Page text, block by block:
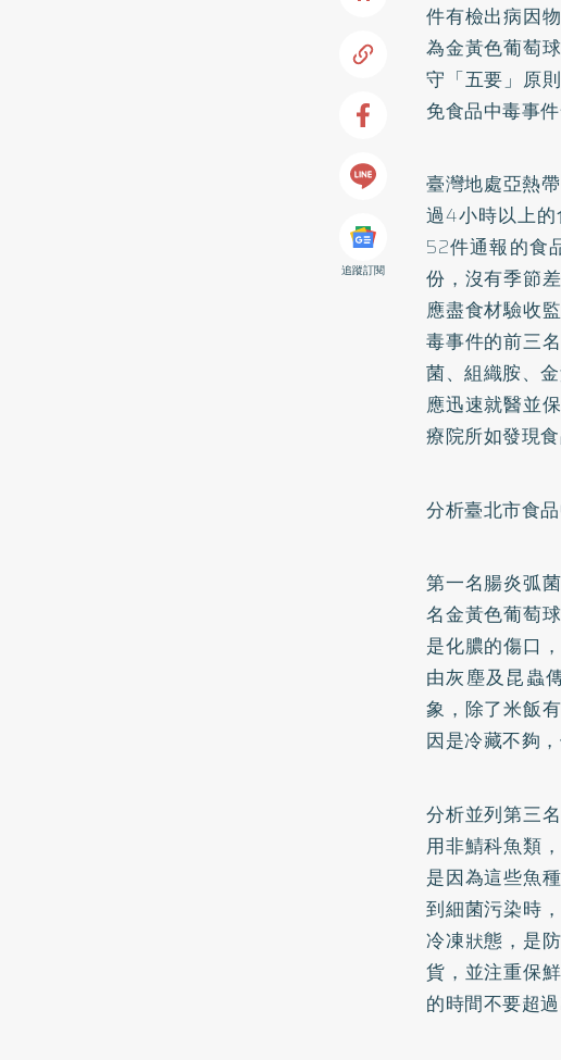
追蹤訂閱
件有檢出病因
為金黃色葡萄
守「五要」原
免食品中毒事件
臺灣地處亞熱
過4小時以上
52件通報的食
份，沒有季節
應盡食材驗收
毒事件的前三
菌、組織胺、
應迅速就醫並
療院所如發現
分析臺北市食
第一名腸炎弧
名金黃色葡萄
是化膿的傷口
由灰塵及昆蟲
象，除了米飯
因是冷藏不夠
分析並列第三
用非鯖科魚類
是因為這些魚
到細菌污染時
冷凍狀態，是
貨，並注重保
的時間不要超